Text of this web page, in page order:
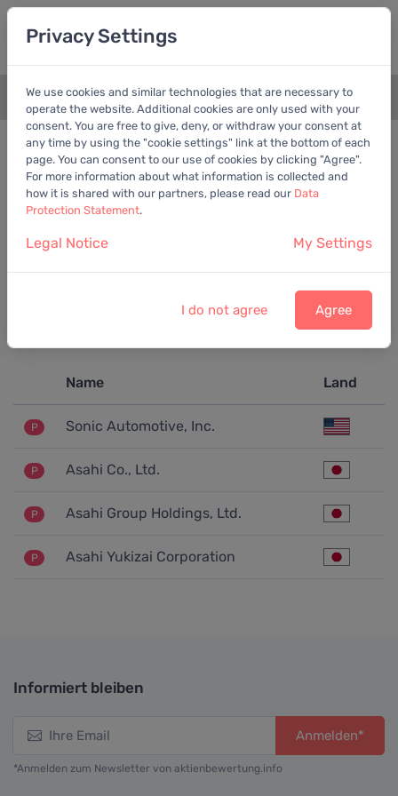
+
Die Suche hat kein eindeutiges
Ergebnis geliefert
eine Aktie (Aktie 1 bis 4)
V Voller Funktionsumfang
Voller Funktionsumfang nur mit Basis-Mitgliedschaft
Voller Funktionsumfang nur mit Premium-
Name Land
P Sonic Automotive, Inc.
P Asahi Co., Ltd.
P Asahi Group Holdings, Ltd.
P Asahi Yukizai Corporation
Informiert bleiben
Anmelden*
*Anmelden zum Newsletter von aktienbewertung.info
Privacy Settings
We use cookies and similar technologies that are necessary to
operate the website. Additional cookies are only used with your
consent. You are free to give, deny, or withdraw your consent at
any time by using the "cookie settings" link at the bottom of each
page. You can consent to our use of cookies by clicking "Agree".
For more information about what information is collected and
how it is shared with our partners, please read our Data
Protection Statement.
Legal Notice My Settings
I do not agree Agree